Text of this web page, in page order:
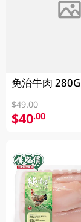
免治牛肉
$49.00
$40.00